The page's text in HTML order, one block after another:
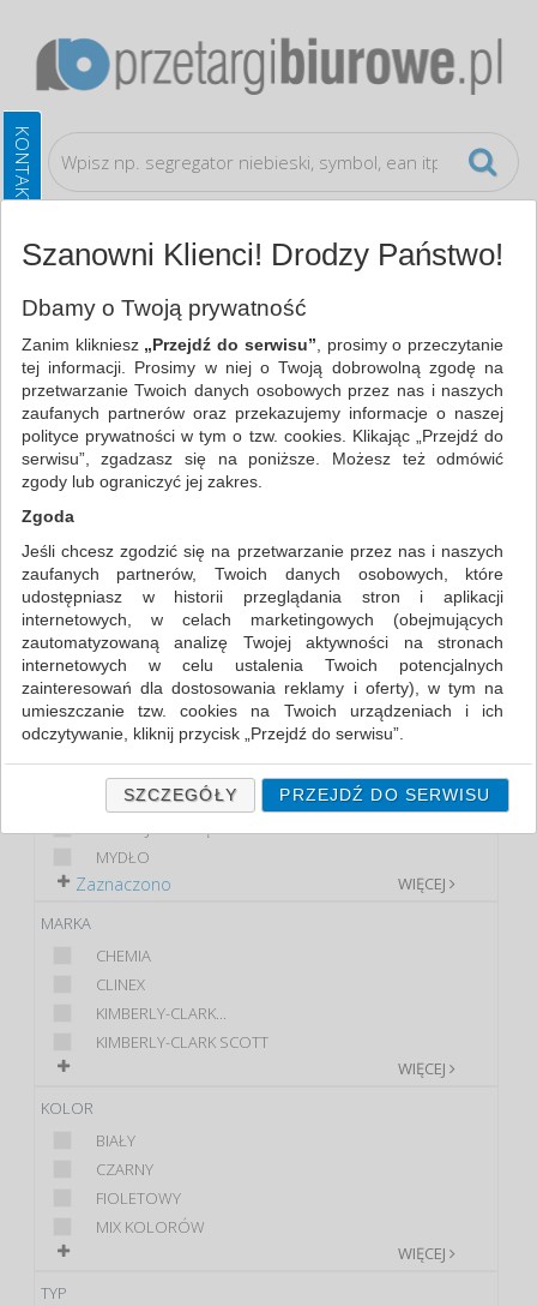
Artykuły higieniczne i dozowniki
WSZYSTKIE KATEGORIE
NAJCHĘTNIEJ WYBIERANE
ARTYKUŁY HIGIENICZNE I DOZOWNIKI
MYDŁA I DOZOWNIKI (4)
FILTRY WIĘCEJ
KLASA
EKONOMICZNE
STANDARD
PRODUKT
DOZOWNIK MYDŁA
DOZOWNIK
EMULSJA DO RĄK
MYDŁO
WIĘCEJ
Zaznaczono
MARKA
CHEMIA
CLINEX
KIMBERLY-CLARK...
KIMBERLY-CLARK SCOTT
WIĘCEJ
KOLOR
BIAŁY
CZARNY
FIOLETOWY
MIX KOLORÓW
WIĘCEJ
TYP
Szanowni Klienci! Drodzy Państwo!
Dbamy o Twoją prywatność
Zanim klikniesz „Przejdź do serwisu” , prosimy o przeczytanie
tej informacji. Prosimy w niej o Twoją dobrowolną zgodę na
przetwarzanie Twoich danych osobowych przez nas i naszych
zaufanych partnerów oraz przekazujemy informacje o naszej
polityce prywatności w tym o tzw. cookies. Klikając „Przejdź do
serwisu”, zgadzasz się na poniższe. Możesz też odmówić
zgody lub ograniczyć jej zakres.
Zgoda
Jeśli chcesz zgodzić się na przetwarzanie przez nas i naszych
zaufanych partnerów, Twoich danych osobowych, które
udostępniasz w historii przeglądania stron i aplikacji
internetowych, w celach marketingowych (obejmujących
zautomatyzowaną analizę Twojej aktywności na stronach
internetowych w celu ustalenia Twoich potencjalnych
zainteresowań dla dostosowania reklamy i oferty), w tym na
umieszczanie tzw. cookies na Twoich urządzeniach i ich
odczytywanie, kliknij przycisk „Przejdź do serwisu”.
Jeśli nie chcesz wyrazić zgody lub ograniczyć jej zakres, kliknij
„Szczegóły”, gdzie znajdziesz wszelkie informacje o tym jak to
zrobić . Te same informacje znajdziesz także na podstronie z
naszą polityką prywatności obowiązującą od 25 maja 2018.
W przypadku użytkowników zalogowanych, ważna jest Państwa
wcześniejsza zgoda której udzieliliście podczas zakładania
konta. Każda Państwa zgoda jest dobrowolna i można ją w
Klauzula Informacyjna (rozwiń)
Lista Zaufanych Partnerów (rozwiń)
SZCZEGÓŁY PRZEJDŹ DO SERWISU